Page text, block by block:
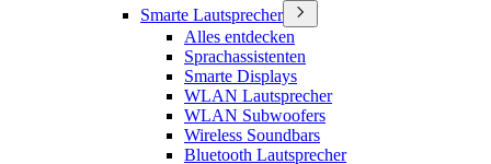
Smarte Lautsprecher
Alles entdecken
Sprachassistenten
Smarte Displays
WLAN Lautsprecher
WLAN Subwoofers
Wireless Soundbars
Bluetooth Lautsprecher